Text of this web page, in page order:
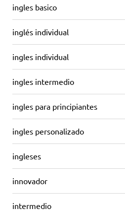
ingles basico
inglés individual
ingles individual
ingles intermedio
ingles para principiantes
ingles personalizado
ingleses
innovador
intermedio